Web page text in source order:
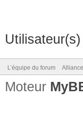
L’équipe du forum
Moteur